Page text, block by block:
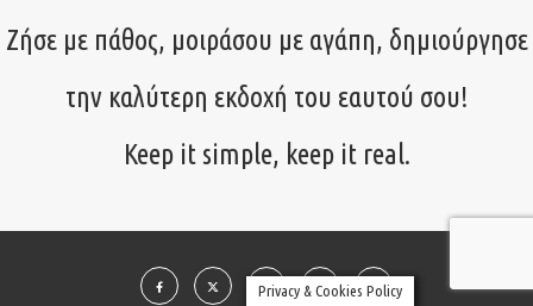
Ζήσε με πάθος, μοιράσου με αγάπη, δημιούργησε
την καλύτερη εκδοχή του εαυτού σου!
Keep it simple, keep it real.
Privacy & Cookies Policy